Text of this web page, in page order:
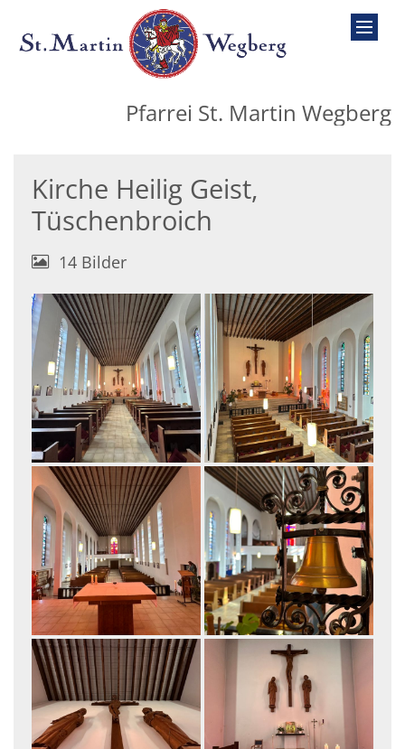
Zum Inhalt springen
Pfarrei St. Martin Wegberg
Kirche Heilig Geist,
Tüschenbroich
14 Bilder